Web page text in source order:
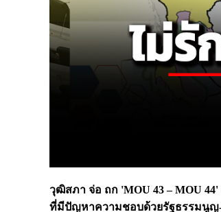
วุฒิสภา จ่อ ถก 'MOU 43 – MOU
ที่มีปัญหาความชอบด้วยรัฐธรรมนูญ-